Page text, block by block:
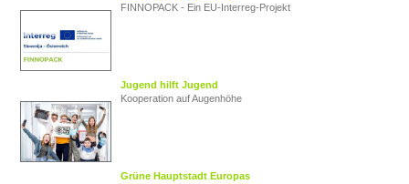
FINNOPACK - Ein EU‑Interreg‑Projekt
Jugend hilft Jugend
Kooperation auf Augenhöhe
Grüne Hauptstadt Europas